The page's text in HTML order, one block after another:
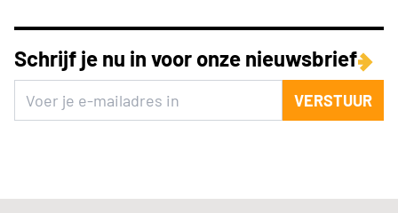
Schrijf je nu in voor onze nieuwsbrief
VERSTUUR